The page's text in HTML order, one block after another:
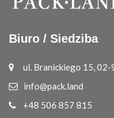
Biuro / Siedziba
ul. Branickiego 15, 02-
info@pack.land
+48 506 857 815